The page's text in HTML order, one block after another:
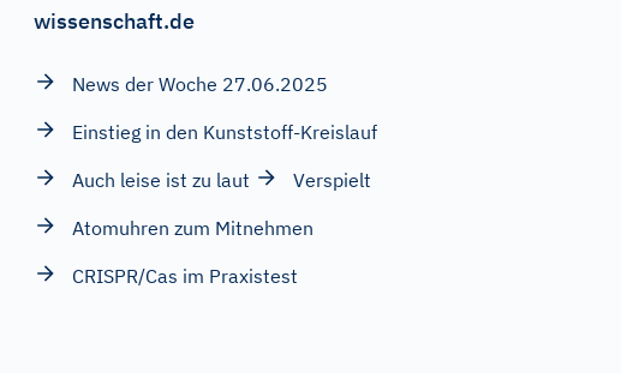
wissenschaft.de
News der Woche 27.06.2025
Einstieg in den Kunststoff-Kreislauf
Auch leise ist zu laut
Verspielt
Atomuhren zum Mitnehmen
CRISPR/Cas im Praxistest